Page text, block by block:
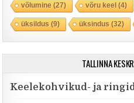
võlumine (27) võru keel(4)
üksildus (9) üksindus (32)
TALLINNA
Keelekohvikud- ja